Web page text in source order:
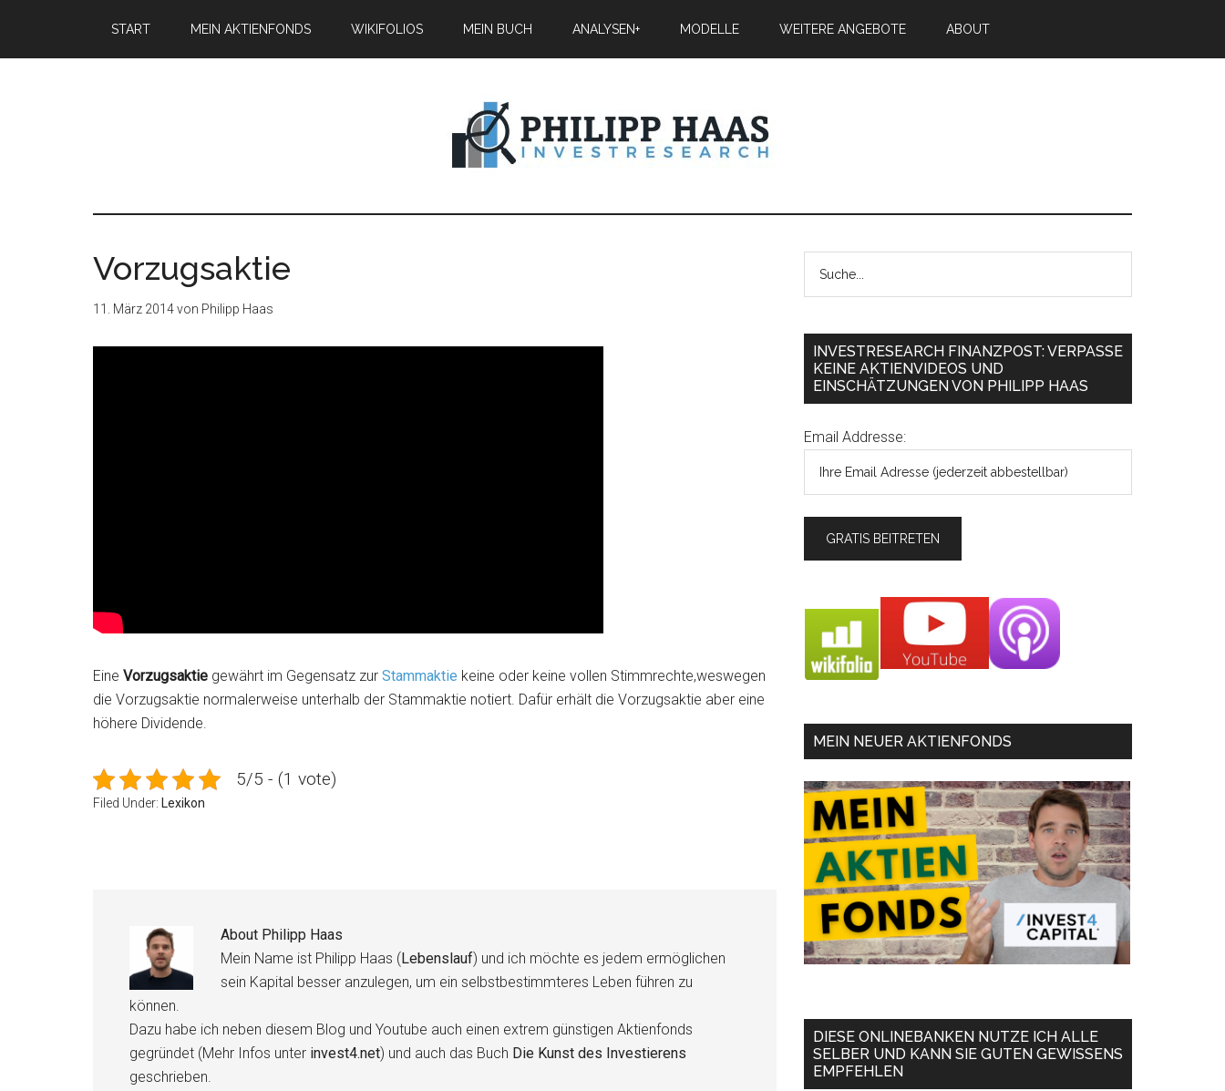
START MEIN AKTIENFONDS WIKIFOLIOS MEIN BUCH ANALYSEN+ MODELLE WEITERE ANGEBOTE ABOUT
Vorzugsaktie
11. März 2014von Philipp Haas
Eine Vorzugsaktie gewährt im Gegensatz zur Stammaktie keine oder keine vollen Stimmrechte,weswegen
die Vorzugsaktie normalerweise unterhalb der Stammaktie notiert. Dafür erhält die Vorzugsaktie aber eine
höhere Dividende.
5/5 - (1 vote)
Filed Under: Lexikon
About Philipp Haas
Mein Name ist Philipp Haas (Lebenslauf) und ich möchte es jedem ermöglichen
sein Kapital besser anzulegen, um ein selbstbestimmteres Leben führen zu
können.
Dazu habe ich neben diesem Blog und Youtube auch einen extrem günstigen Aktienfonds
gegründet (Mehr Infos unter invest4.net) und auch das Buch Die Kunst des Investierens
geschrieben.
INVESTRESEARCH FINANZPOST: VERPASSE
KEINE AKTIENVIDEOS UND
EINSCHÄTZUNGEN VON PHILIPP HAAS
Email Addresse:
MEIN NEUER AKTIENFONDS
DIESE ONLINEBANKEN NUTZE ICH ALLE
SELBER UND KANN SIE GUTEN GEWISSENS
EMPFEHLEN